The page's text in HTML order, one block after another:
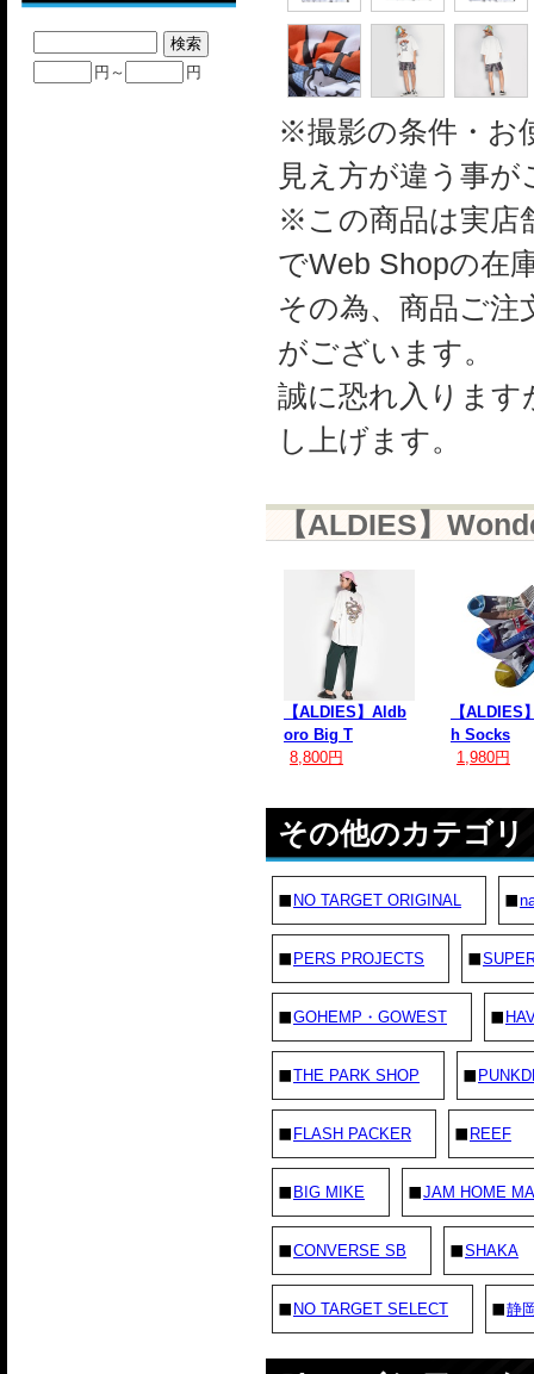
※撮影の条件・お
見え方が違う事
※この商品は実店
でWeb Shopの在
その為、商品ご
がございます。
誠に恐れ入ります
し上げます。
【ALDIES】
【ALDIES】Aldb
oro Big T
8,800円
【ALDIES
h Socks
1,980円
その他のカテゴリ
NO TARGET ORIGINAL
PERS PROJECTS
GOHEMP・GOWEST
THE PARK SHOP
FLASH PACKER REEF
BIG MIKE JAM HOME
CONVERSE SB SHAKA
NO TARGET SELECT 静
円～ 円